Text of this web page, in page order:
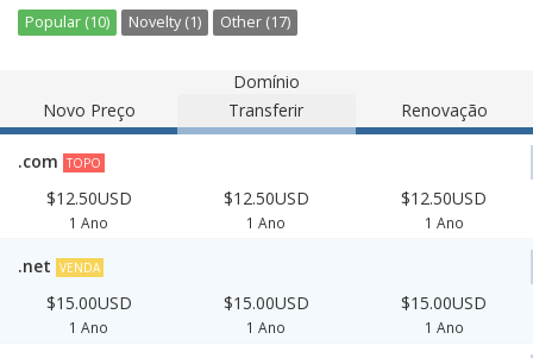
Popular (10) Novelty (1) Other (17)
Domínio
Novo Preço
Transferir Renovação
.com TOPO
$12.50USD
1 Ano
$12.50USD
1 Ano
$12.50USD
1 Ano
.net VENDA
$15.00USD
1 Ano
$15.00USD
1 Ano
$15.00USD
1 Ano